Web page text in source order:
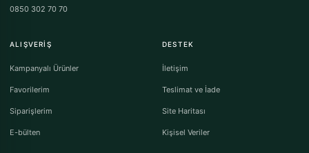
0850 302 70 70
ALIŞVERIŞ
Kampanyalı Ürünler
Favorilerim
Siparişlerim
E-bülten
DESTEK
İletişim
Teslimat ve İade
Site Haritası
Kişisel Veriler